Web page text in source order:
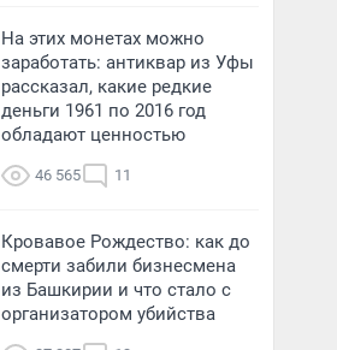
На этих монетах можно
заработать: антиквар из Уфы
рассказал, какие редкие
деньги 1961 по 2016 год
обладают ценностью
46 565 11
Кровавое Рождество: как до
смерти забили бизнесмена
из Башкирии и что стало с
организатором убийства